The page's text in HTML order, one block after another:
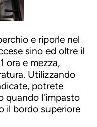
e riporle nel
sino ed oltre il
ora e mezza,
Utilizzando
potrete
quando l'impasto
il bordo superiore